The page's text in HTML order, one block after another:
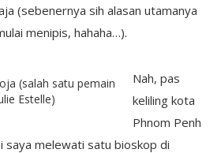
(sebenernya sih alasan utamanya
menipis, hahaha…).
(salah satu pemain
Estelle)
Nah, pas
keliling kota
Phnom Penh
saya melewati satu bioskop di